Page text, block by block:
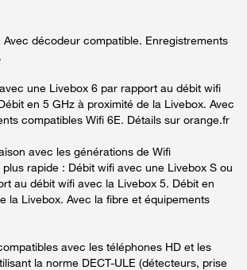
Avec décodeur compatible. Enregistrements
une Livebox 6 par rapport au débit wifi
en 5 GHz à proximité de la Livebox. Avec
compatibles Wifi 6E. Détails sur orange.fr
avec les générations de Wifi
rapide : Débit wifi avec une Livebox S ou
au débit wifi avec la Livebox 5. Débit en
la Livebox. Avec la fibre et équipements
avec les téléphones HD et les
la norme DECT-ULE (détecteurs, prise